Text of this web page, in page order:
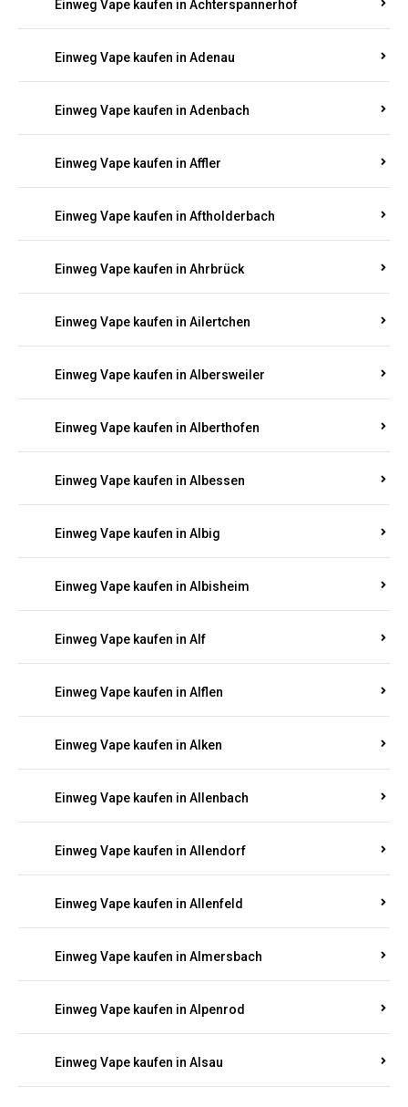
Einweg Vape kaufen in Achterspannerhof
Einweg Vape kaufen in Adenau
Einweg Vape kaufen in Adenbach
Einweg Vape kaufen in Affler
Einweg Vape kaufen in Aftholderbach
Einweg Vape kaufen in Ahrbrück
Einweg Vape kaufen in Ailertchen
Einweg Vape kaufen in Albersweiler
Einweg Vape kaufen in Alberthofen
Einweg Vape kaufen in Albessen
Einweg Vape kaufen in Albig
Einweg Vape kaufen in Albisheim
Einweg Vape kaufen in Alf
Einweg Vape kaufen in Alflen
Einweg Vape kaufen in Alken
Einweg Vape kaufen in Allenbach
Einweg Vape kaufen in Allendorf
Einweg Vape kaufen in Allenfeld
Einweg Vape kaufen in Almersbach
Einweg Vape kaufen in Alpenrod
Einweg Vape kaufen in Alsau